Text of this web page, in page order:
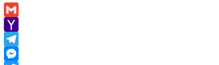
Gmail
Yahoo
Mail
Telegram